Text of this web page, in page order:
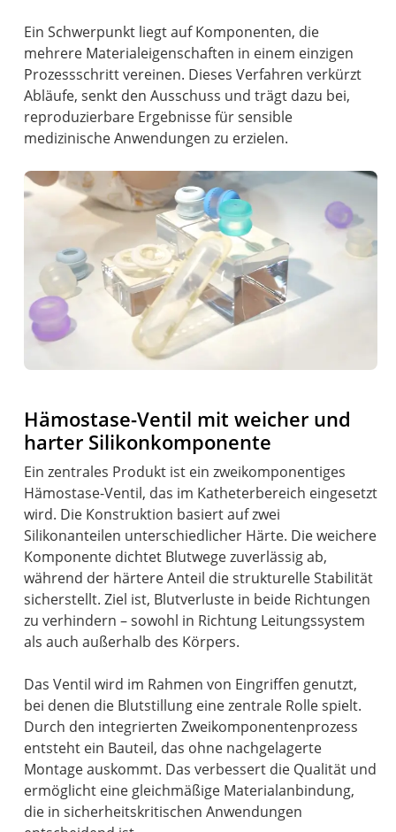
Ein Schwerpunkt liegt auf Komponenten, die
mehrere Materialeigenschaften in einem einzigen
Prozessschritt vereinen. Dieses Verfahren verkürzt
Abläufe, senkt den Ausschuss und trägt dazu bei,
reproduzierbare Ergebnisse für sensible
medizinische Anwendungen zu erzielen.
Hämostase-Ventil mit weicher und
harter Silikonkomponente
Ein zentrales Produkt ist ein zweikomponentiges
Hämostase-Ventil, das im Katheterbereich eingesetzt
wird. Die Konstruktion basiert auf zwei
Silikonanteilen unterschiedlicher Härte. Die weichere
Komponente dichtet Blutwege zuverlässig ab,
während der härtere Anteil die strukturelle Stabilität
sicherstellt. Ziel ist, Blutverluste in beide Richtungen
zu verhindern – sowohl in Richtung Leitungssystem
als auch außerhalb des Körpers.
Das Ventil wird im Rahmen von Eingriffen genutzt,
bei denen die Blutstillung eine zentrale Rolle spielt.
Durch den integrierten Zweikomponentenprozess
entsteht ein Bauteil, das ohne nachgelagerte
Montage auskommt. Das verbessert die Qualität und
ermöglicht eine gleichmäßige Materialanbindung,
die in sicherheitskritischen Anwendungen